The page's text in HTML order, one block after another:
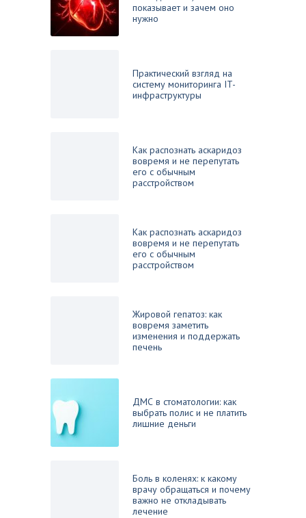
показывает и зачем оно
нужно
Практический взгляд на
систему мониторинга IT-
инфраструктуры
Как распознать аскаридоз
вовремя и не перепутать
его с обычным
расстройством
Как распознать аскаридоз
вовремя и не перепутать
его с обычным
расстройством
Жировой гепатоз: как
вовремя заметить
изменения и поддержать
печень
ДМС в стоматологии: как
выбрать полис и не платить
лишние деньги
Боль в коленях: к какому
врачу обращаться и почему
важно не откладывать
лечение